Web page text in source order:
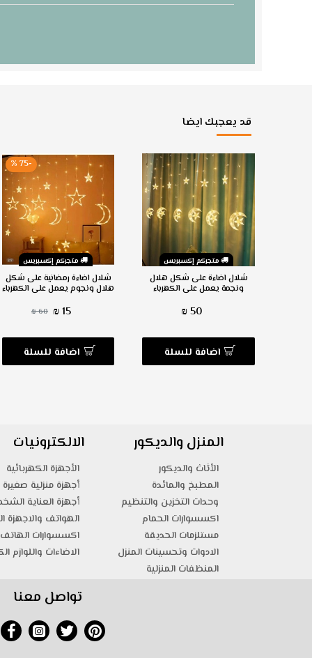
قد يعجبك ايضا
متجركم إكسبريس
شلال اضاءة على شكل هلال
ونجمة يعمل على الكهرباء
50 ₪
اضافة للسلة
متجركم إكسبريس
-75 %
شلال اضاءة رمضانية على شكل
هلال ونجوم يعمل على الكهرباء
15 ₪
60 ₪
اضافة للسلة
المنزل والديكور
الأثاث والديكور
المطبخ والمائدة
وحدات التخزين والتنظيم
اكسسوارات الحمام
مستلزمات الحديقة
الادوات وتحسينات المنزل
المنظفات المنزلية
الالكترونيات
الأجهزة الكهربائية
أجهزة منزلية صغيرة
أجهزة العناية
الهواتف والاجهزة
اكسسوارات
الاضاءات واللوازم
تواصل معنا